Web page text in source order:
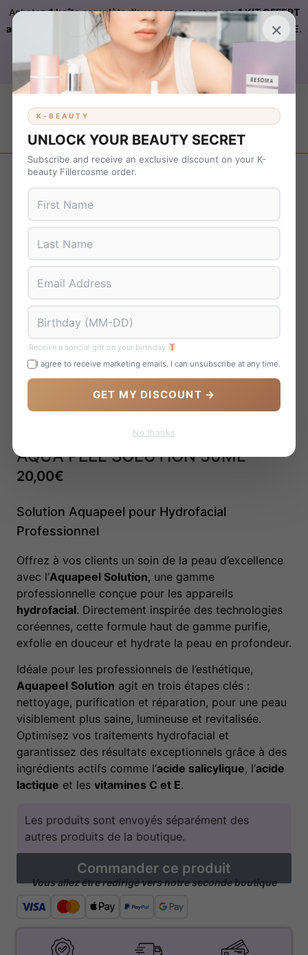
Achetez1 boîte complète d’exosomeset recevez1 KIT OFFERT
automatiquement ajouté à votre commande sur FILLERCOSME.
Livraison OFFERTE KBEAUTYdès 899 € d’achat. Code :
B37NS7T9
Revenir en arrière
AQUA PEEL SOLUTION 50ML
20,00€
Solution Aquapeel pour Hydrofacial
Professionnel
Offrez à vos clients un soin de la peau d’excellence
avec l’Aquapeel Solution, une gamme
professionnelle conçue pour les appareils
hydrofacial. Directement inspirée des technologies
coréennes, cette formule haut de gamme purifie,
exfolie en douceur et hydrate la peau en profondeur.
Idéale pour les professionnels de l’esthétique,
Aquapeel Solution agit en trois étapes clés :
nettoyage, purification et réparation, pour une peau
visiblement plus saine, lumineuse et revitalisée.
Optimisez vos traitements hydrofacial et
garantissez des résultats exceptionnels grâce à des
ingrédients actifs comme l’acide salicylique, l’acide
lactique et les vitamines C et E.
Les produits sont envoyés séparément des
autres produits de la boutique.
Commander ce produit
Vous allez être redirigé vers notre seconde boutique
×
K-BEAUTY
UNLOCK YOUR BEAUTY SECRET
Subscribe and receive an exclusive discount on your K-
beauty Fillercosme order.
Receive a special gift on your birthday
I agree to receive marketing emails. I can unsubscribe at any time.
GET MY DISCOUNT →
No thanks